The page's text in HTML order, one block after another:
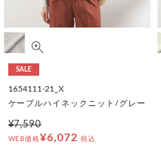
SALE
1654111-21_X
ケーブルハイネックニット/グレー
¥7,590
WEB価格¥6,072 税込